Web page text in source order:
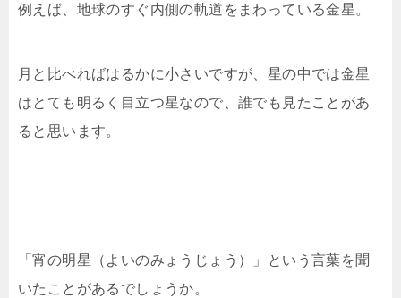
例えば、地球のすぐ内側の軌道をまわっている金星。
月と比べればはるかに小さいですが、星の中では金星
はとても明るく目立つ星なので、誰でも見たことがあ
ると思います。
「宵の明星（よいのみょうじょう）」という言葉を聞
いたことがあるでしょうか。